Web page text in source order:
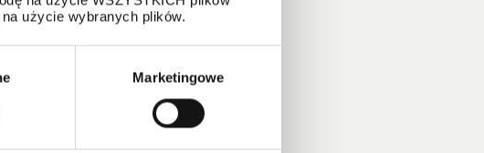
użycie wybranych plików.
Marketingowe